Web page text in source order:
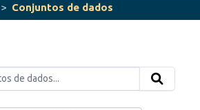
Conjuntos de dados